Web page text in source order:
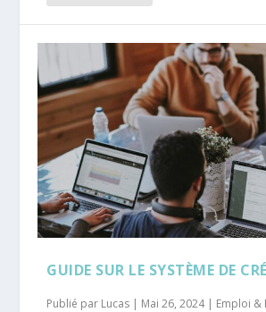
GUIDE SUR LE SYSTÈME DE
Publié par Lucas | Mai 26, 2024| Emploi &